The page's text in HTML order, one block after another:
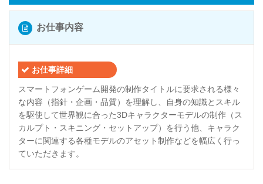
お仕事内容
お仕事詳細
スマートフォンゲーム開発の制作タイトルに要求される様々
な内容（指針・企画・品質）を理解し、自身の知識とスキル
を駆使して世界観に合った3Dキャラクターモデルの制作（ス
カルプト・スキニング・セットアップ）を行う他、キャラク
ターに関連する各種モデルのアセット制作などを幅広く行っ
ていただきます。